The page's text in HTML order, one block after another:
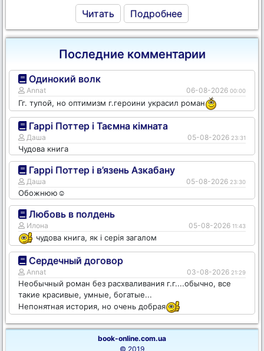
Читать Подробнее
Последние комментарии
Одинокий волк
Annat 06-08-2026 00:00
Гг. тупой, но оптимизм г.героини украсил роман
Гаррі Поттер і Таємна кімната
Даша 05-08-2026 23:31
Чудова книга
Гаррі Поттер і в’язень Азкабану
Даша 05-08-2026 23:30
Обожнюю☺️
Любовь в полдень
Илона 05-08-2026 11:43
чудова книга, як і серія загалом
Сердечный договор
Annat 03-08-2026 21:29
Необычный роман без расхваливания г.г....обычно, все
такие красивые, умные, богатые...
Непонятная история, но очень добрая
book-online.com.ua
© 2019